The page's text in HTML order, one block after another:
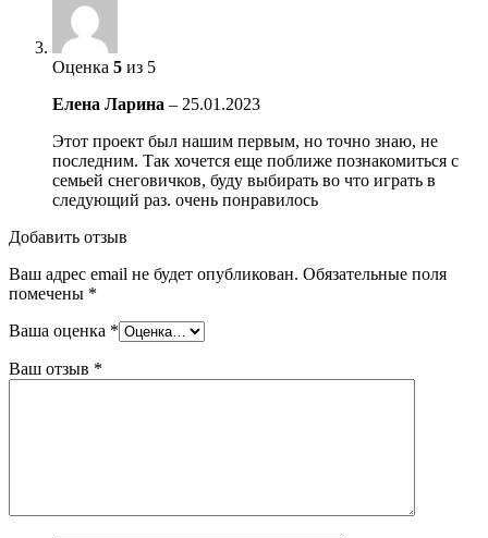
Оценка 5 из 5
Елена Ларина – 25.01.2023
Этот проект был нашим первым, но точно знаю, не
последним. Так хочется еще поближе познакомиться с
семьей снеговичков, буду выбирать во что играть в
следующий раз. очень понравилось
Добавить отзыв
Ваш адрес email не будет опубликован. Обязательные поля
помечены *
Ваша оценка *
Ваш отзыв *